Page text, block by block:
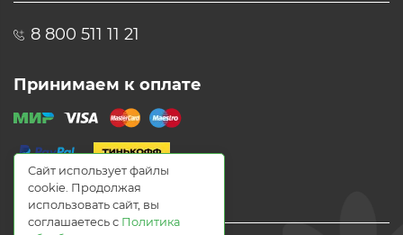
8 800 511 11 21
Принимаем к оплате
Сайт использует файлы
cookie. Продолжая
использовать сайт, вы
соглашаетесь с Политика